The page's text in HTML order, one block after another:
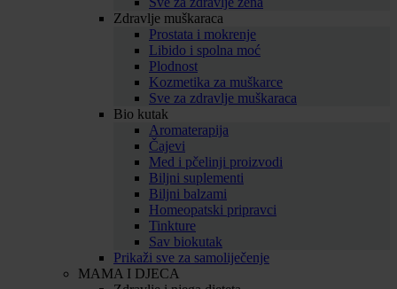
Zdravlje muškaraca
Prostata i mokrenje
Libido i spolna moć
Plodnost
Kozmetika za muškarce
Sve za zdravlje muškaraca
Bio kutak
Aromaterapija
Čajevi
Med i pčelinji proizvodi
Biljni suplementi
Biljni balzami
Homeopatski pripravci
Tinkture
Sav biokutak
Prikaži sve za samoliječenje
MAMA I DJECA